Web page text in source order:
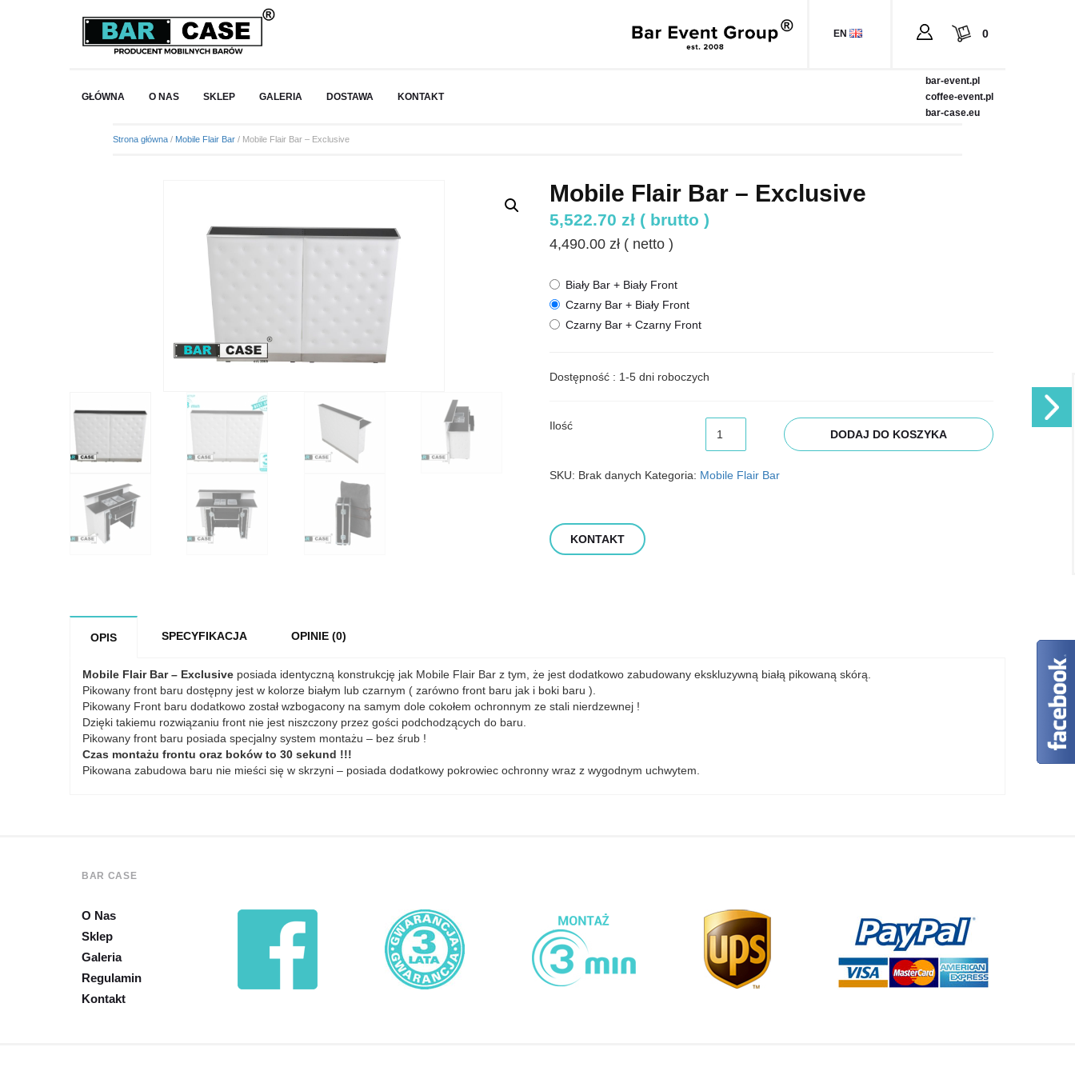
0
EN
GŁÓWNA O NAS SKLEP GALERIA DOSTAWA KONTAKT
bar-event.pl
coffee-event.pl
bar-case.eu
Strona główna / Mobile Flair Bar / Mobile Flair Bar – Exclusive
Mobile Flair Bar – Exclusive
5,522.70 zł ( brutto )
4,490.00 zł ( netto )
Biały Bar + Biały Front
Czarny Bar + Biały Front
Czarny Bar + Czarny Front
Dostępność : 1-5 dni roboczych
Ilość
Mobile
Bar
DODAJ DO KOSZYKA
SKU: Brak danych Kategoria: Mobile Flair Bar
KONTAKT
OPIS SPECYFIKACJA OPINIE (0)
Mobile Flair Bar – Exclusive posiada identyczną konstrukcję jak Mobile Flair Bar z tym, że jest dodatkowo zabudowany ekskluzywną białą pikowaną skórą.
Pikowany front baru dostępny jest w kolorze białym lub czarnym ( zarówno front baru jak i boki baru ).
Pikowany Front baru dodatkowo został wzbogacony na samym dole cokołem ochronnym ze stali nierdzewnej !
Dzięki takiemu rozwiązaniu front nie jest niszczony przez gości podchodzących do baru.
Pikowany front baru posiada specjalny system montażu – bez śrub !
Czas montażu frontu oraz boków to 30 sekund !!!
Pikowana zabudowa baru nie mieści się w skrzyni – posiada dodatkowy pokrowiec ochronny wraz z wygodnym uchwytem.
BAR CASE
O Nas
Sklep
Galeria
Regulamin
Kontakt